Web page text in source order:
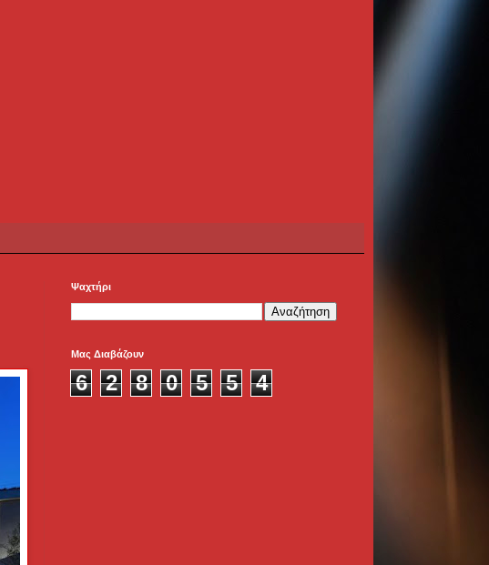
Ψαχτήρι
Μας Διαβάζουν
6 2 8 0 5 5 4